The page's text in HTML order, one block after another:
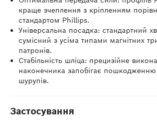
краще зчеплення з кріпленням
стандартом Phillips.
Універсальна посадка: стандартний
сумісний з усіма типами магнітних
патронів.
Стабільність шліца: прецизійне
наконечника запобігає
шурупів.
Застосування